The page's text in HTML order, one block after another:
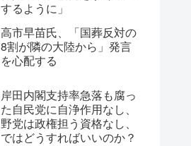
するように」
高市早苗氏、「国葬反対の
8割が隣の大陸から」発言
を心配する
岸田内閣支持率急落も腐っ
た自民党に自浄作用なし、
野党は政権担う資格なし、
ではどうすればいいのか？